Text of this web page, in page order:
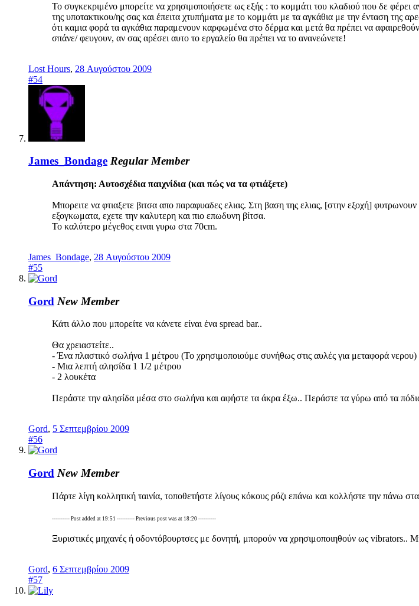
Το συγκεκριμένο μπορείτε να χρησιμοποιήσετε ως εξής : το κομμάτι του κλαδιού που δε φέρει
της υποτακτικου/ης σας και έπειτα χτυπήματα με το κομμάτι με τα αγκάθια με την ένταση της
ότι καμια φορά τα αγκάθια παραμενουν καρφωμένα στο δέρμα και μετά θα πρέπει να
σπάνε/ φευγουν, αν σας αρέσει αυτο το εργαλείο θα πρέπει να το ανανεώνετε!
Lost Hours, 28 Αυγούστου 2009
#54
James_Bondage Regular Member
Απάντηση: Αυτοσχέδια παιχνίδια (και πώς να τα φτιάξετε)
Μπορειτε να φτιαξετε βιτσα απο παραφυαδες ελιας. Στη βαση της ελιας, [στην εξοχή]
εξογκωματα, εχετε την καλυτερη και πιο επωδυνη βίτσα.
Το καλύτερο μέγεθος ειναι γυρω στα 70cm.
James_Bondage, 28 Αυγούστου 2009
#55
Gord New Member
Κάτι άλλο που μπορείτε να κάνετε είναι ένα spread bar..
Θα χρειαστείτε..
- Ένα πλαστικό σωλήνα 1 μέτρου (Το χρησιμοποιούμε συνήθως στις αυλές για μεταφορά νερου)
- Μια λεπτή αλησίδα 1 1/2 μέτρου
- 2 λουκέτα
Περάστε την αλησίδα μέσα στο σωλήνα και αφήστε τα άκρα έξω.. Περάστε τα γύρω από τα
Gord, 5 Σεπτεμβρίου 2009
#56
Gord New Member
Πάρτε λίγη κολλητική ταινία, τοποθετήστε λίγους κόκους ρύζι επάνω και κολλήστε την πάνω
---------- Post added at 19:51 ---------- Previous post was at 18:20 ----------
Ξυριστικές μηχανές ή οδοντόβουρτσες με δονητή, μπορούν να χρησιμοποιηθούν ως vibrators..
Gord, 6 Σεπτεμβρίου 2009
#57